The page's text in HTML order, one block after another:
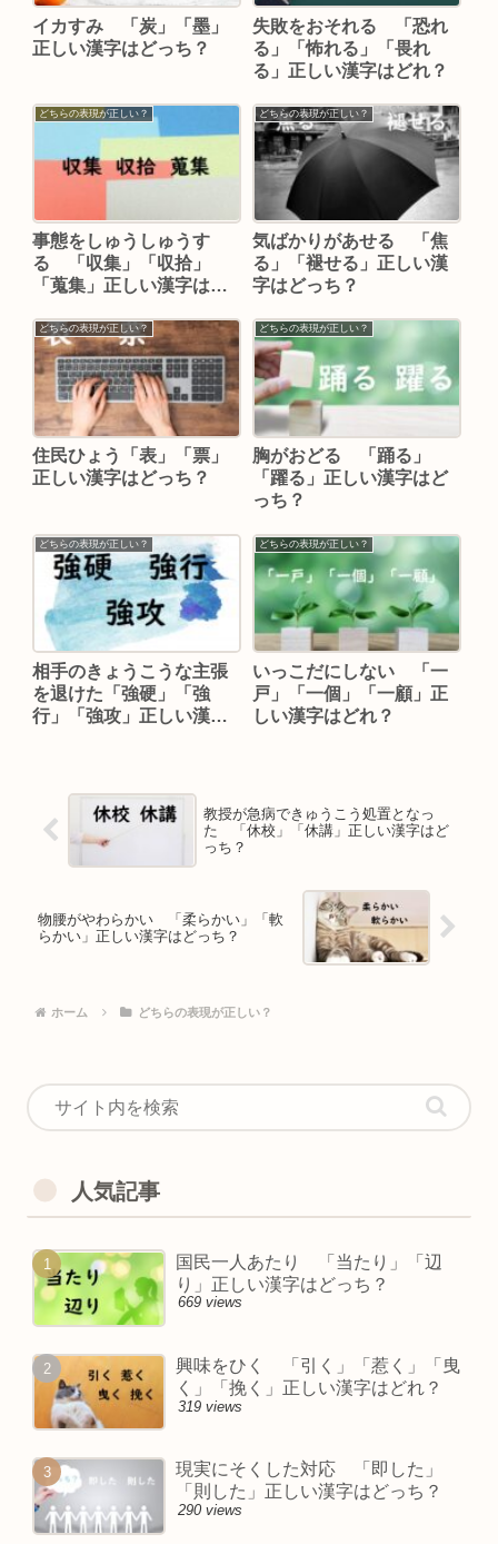
イカすみ 「炭」「墨」
正しい漢字はどっち？
失敗をおそれる 「恐れ
る」「怖れる」「畏れ
る」正しい漢字はどれ？
どちらの表現が正しい？
事態をしゅうしゅうす
る 「収集」「収拾」
「蒐集」正しい漢字はど
どちらの表現が正しい？
気ばかりがあせる 「焦
る」「褪せる」正しい漢
字はどっち？
どちらの表現が正しい？
住民ひょう「表」「票」
正しい漢字はどっち？
どちらの表現が正しい？
胸がおどる 「踊る」
「躍る」正しい漢字はど
っち？
どちらの表現が正しい？
相手のきょうこうな主張
を退けた「強硬」「強
行」「強攻」正しい漢字
どちらの表現が正しい？
いっこだにしない 「一
戸」「一個」「一顧」正
しい漢字はどれ？
教授が急病できゅうこう処置となっ
た 「休校」「休講」正しい漢字はど
っち？
物腰がやわらかい 「柔らかい」「軟
らかい」正しい漢字はどっち？
ホーム どちらの表現が正しい？
人気記事
国民一人あたり 「当たり」「辺
り」正しい漢字はどっち？
669 views
興味をひく 「引く」「惹く」「曳
く」「挽く」正しい漢字はどれ？
319 views
現実にそくした対応 「即した」
「則した」正しい漢字はどっち？
290 views